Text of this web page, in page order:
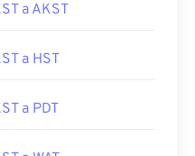
a AKST
a HST
a PDT